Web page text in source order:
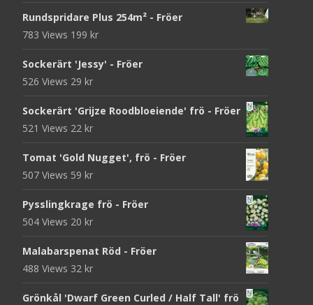
Rundspridare Plus 254m² - Fröer
783 Views 199 kr
Sockerärt 'Jessy' - Fröer
526 Views 29 kr
Sockerärt 'Grijze Roodbloeiende' frö - Fröer
521 Views 22 kr
Tomat 'Gold Nugget', frö - Fröer
507 Views 59 kr
Pysslingkrage frö - Fröer
504 Views 20 kr
Malabarspenat Röd - Fröer
488 Views 32 kr
Grönkål 'Dwarf Green Curled / Half Tall' frö